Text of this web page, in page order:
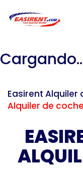
Easirent Alquiler
Alquiler de